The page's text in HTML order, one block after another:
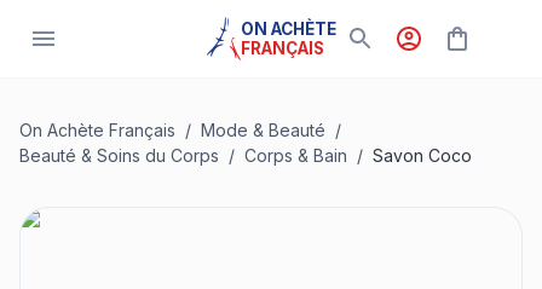
ON ACHÈTE
FRANÇAIS
On Achète Français / Mode & Beauté /
Beauté & Soins du Corps / Corps & Bain / Savon Coco